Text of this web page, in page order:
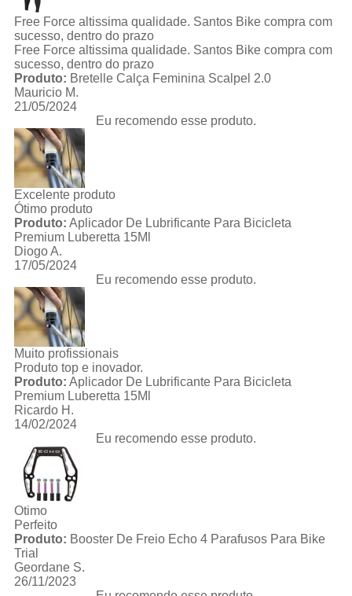
Free Force altissima qualidade. Santos Bike compra com
sucesso, dentro do prazo
Free Force altissima qualidade. Santos Bike compra com
sucesso, dentro do prazo
Produto: Bretelle Calça Feminina Scalpel 2.0
Mauricio M.
21/05/2024
Eu recomendo esse produto.
Excelente produto
Ótimo produto
Produto: Aplicador De Lubrificante Para Bicicleta
Premium Luberetta 15Ml
Diogo A.
17/05/2024
Eu recomendo esse produto.
Muito profissionais
Produto top e inovador.
Produto: Aplicador De Lubrificante Para Bicicleta
Premium Luberetta 15Ml
Ricardo H.
14/02/2024
Eu recomendo esse produto.
Otimo
Perfeito
Produto: Booster De Freio Echo 4 Parafusos Para Bike
Trial
Geordane S.
26/11/2023